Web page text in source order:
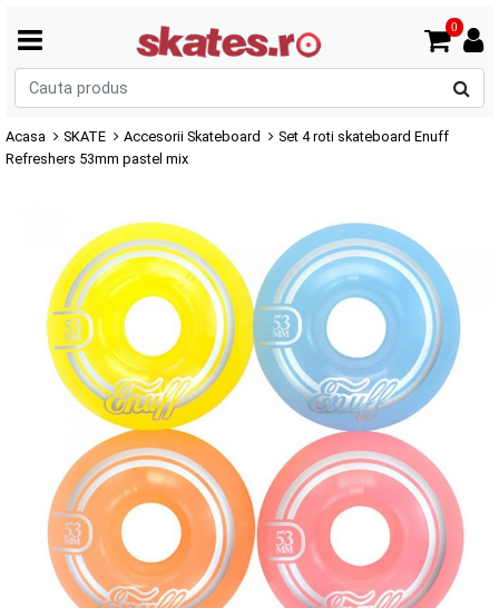
0
Acasa SKATE Accesorii Skateboard
Set 4 roti skateboard Enuff
Refreshers 53mm pastel mix